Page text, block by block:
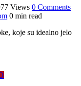
Views 0 Comments
0 min read
koje su idealno jelo